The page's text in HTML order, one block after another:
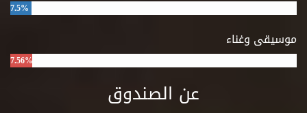
7.5%
موسيقى وغناء
7.56%
عن الصندوق